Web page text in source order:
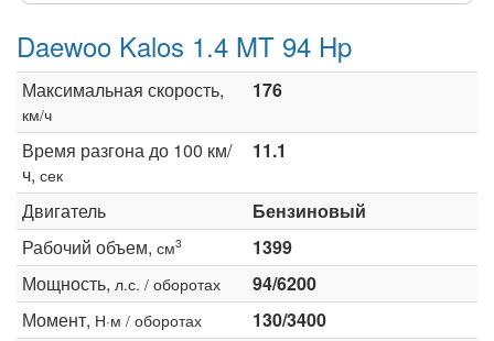
Daewoo Kalos 1.4 MT 94 Hp
Максимальная скорость,
км/ч
176
Время разгона до 100 км/
ч, сек
11.1
Двигатель
Бензиновый
Рабочий объем, см3
1399
Мощность, л.с. / оборотах
94/6200
Момент, Н·м / оборотах
130/3400